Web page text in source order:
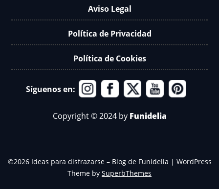
Aviso Legal
Política de Privacidad
Política de Cookies
Síguenos en:
Copyright © 2024 by Funidelia
©2026 Ideas para disfrazarse – Blog de Funidelia | WordPress
Theme by SuperbThemes